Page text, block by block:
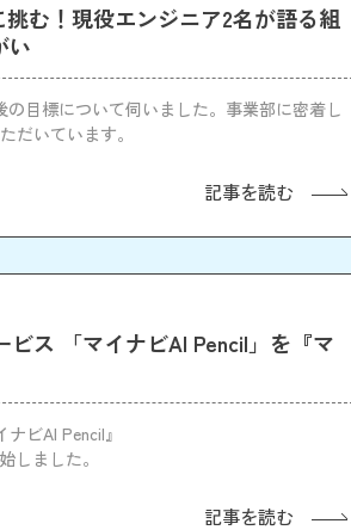
む！現役エンジニア2名が語る組
い
目標について伺いました。事業部に密着し
だいています。
記事を読む
ス 「マイナビAI Pencil」を『マ
ビAI Pencil』
ました。
記事を読む